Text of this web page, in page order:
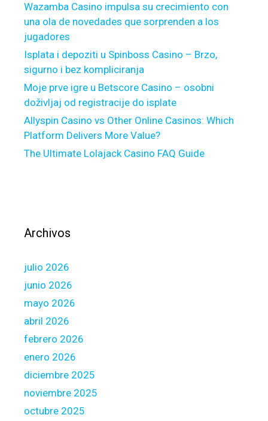
y
o
u
c
e
t
a
i
n
l
h
r
d
l
s
h
e
e
r
Wazamba Casino impulsa su crecimiento con
una ola de novedades que sorprenden a los
jugadores
Isplata i depoziti u Spinboss Casino – Brzo,
sigurno i bez kompliciranja
Moje prve igre u Betscore Casino – osobni
doživljaj od registracije do isplate
Allyspin Casino vs Other Online Casinos: Which
Platform Delivers More Value?
The Ultimate Lolajack Casino FAQ Guide
Archivos
julio 2026
junio 2026
mayo 2026
abril 2026
febrero 2026
enero 2026
diciembre 2025
noviembre 2025
octubre 2025